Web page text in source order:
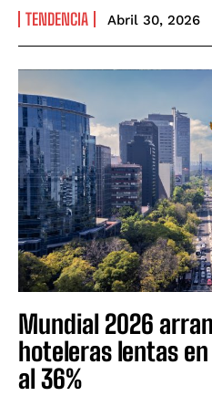
TENDENCIA Abril 30, 2026
Mundial 2026
hoteleras lentas
al 36%